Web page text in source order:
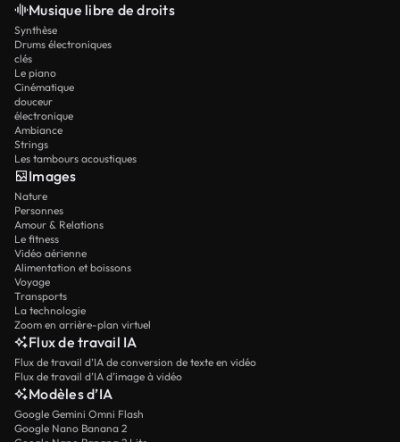
Musique libre de droits
Synthèse
Drums électroniques
clés
Le piano
Cinématique
douceur
électronique
Ambiance
Strings
Les tambours acoustiques
Images
Nature
Personnes
Amour & Relations
Le fitness
Vidéo aérienne
Alimentation et boissons
Voyage
Transports
La technologie
Zoom en arrière-plan virtuel
Flux de travail IA
Flux de travail d’IA de conversion de texte en vidéo
Flux de travail d’IA d’image à vidéo
Modèles d’IA
Google Gemini Omni Flash
Google Nano Banana 2